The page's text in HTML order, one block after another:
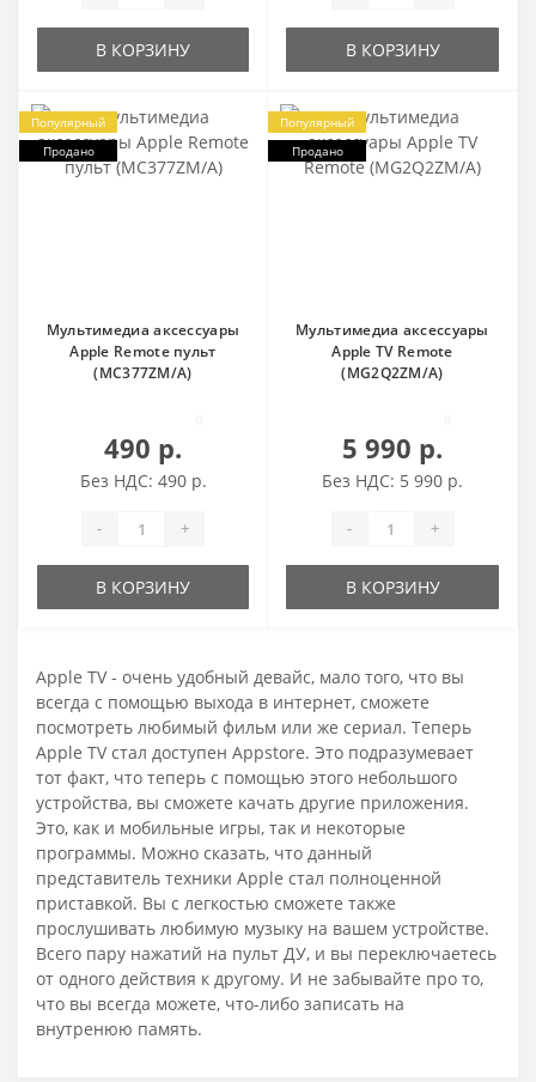
В КОРЗИНУ В КОРЗИНУ
Популярный
Продано
Мультимедиа аксессуары
Apple Remote пульт
(MC377ZM/A)
490 р.
Без НДС: 490 р.
- +
В КОРЗИНУ
Популярный
Продано
Мультимедиа аксессуары
Apple TV Remote
(MG2Q2ZM/A)
5 990 р.
Без НДС: 5 990 р.
- +
В КОРЗИНУ
Apple TV - очень удобный девайс, мало того, что вы
всегда с помощью выхода в интернет, сможете
посмотреть любимый фильм или же сериал. Теперь
Apple TV стал доступен Appstore. Это подразумевает
тот факт, что теперь с помощью этого небольшого
устройства, вы сможете качать другие приложения.
Это, как и мобильные игры, так и некоторые
программы. Можно сказать, что данный
представитель техники Apple стал полноценной
приставкой. Вы с легкостью сможете также
прослушивать любимую музыку на вашем устройстве.
Всего пару нажатий на пульт ДУ, и вы переключаетесь
от одного действия к другому. И не забывайте про то,
что вы всегда можете, что-либо записать на
внутренюю память.